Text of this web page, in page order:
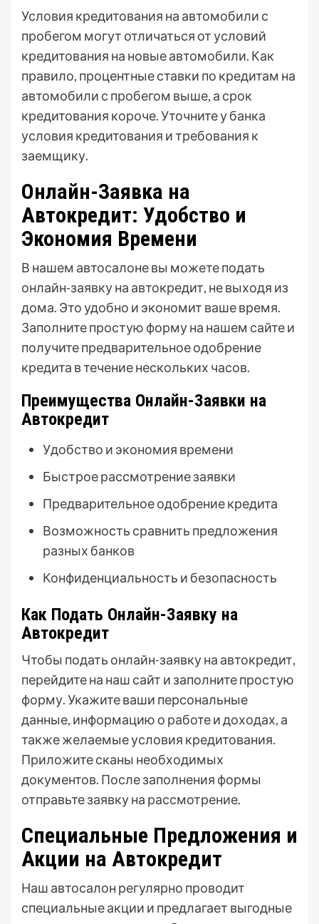
Условия кредитования на автомобили с
пробегом могут отличаться от условий
кредитования на новые автомобили. Как
правило, процентные ставки по кредитам на
автомобили с пробегом выше, а срок
кредитования короче. Уточните у банка
условия кредитования и требования к
заемщику.
Онлайн-Заявка на
Автокредит: Удобство и
Экономия Времени
В нашем автосалоне вы можете подать
онлайн-заявку на автокредит, не выходя из
дома. Это удобно и экономит ваше время.
Заполните простую форму на нашем сайте и
получите предварительное одобрение
кредита в течение нескольких часов.
Преимущества Онлайн-Заявки на
Автокредит
Удобство и экономия времени
Быстрое рассмотрение заявки
Предварительное одобрение кредита
Возможность сравнить предложения
разных банков
Конфиденциальность и безопасность
Как Подать Онлайн-Заявку на
Автокредит
Чтобы подать онлайн-заявку на автокредит,
перейдите на наш сайт и заполните простую
форму. Укажите ваши персональные
данные, информацию о работе и доходах, а
также желаемые условия кредитования.
Приложите сканы необходимых
документов. После заполнения формы
отправьте заявку на рассмотрение.
Специальные Предложения и
Акции на Автокредит
Наш автосалон регулярно проводит
специальные акции и предлагает выгодные